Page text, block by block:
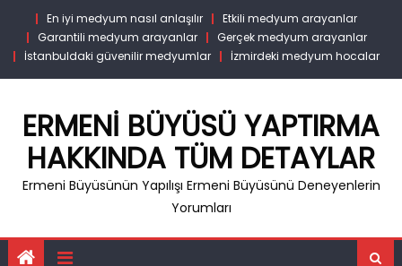
content
En iyi medyum nasıl anlaşılır
Etkili medyum arayanlar
Garantili medyum arayanlar
Gerçek medyum arayanlar
İstanbuldaki güvenilir medyumlar
İzmirdeki medyum hocalar
ERMENI BÜYÜSÜ YAPTIRMA
HAKKINDA TÜM DETAYLAR
Ermeni Büyüsünün Yapılışı Ermeni Büyüsünü Deneyenlerin
Yorumları